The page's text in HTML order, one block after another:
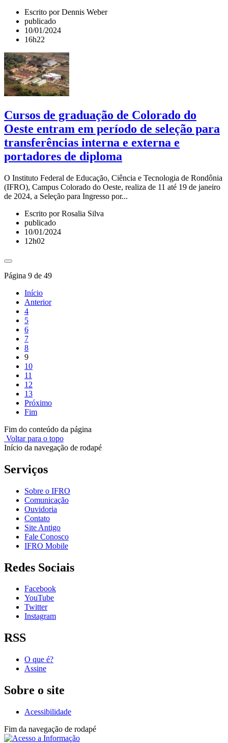
Escrito por Dennis Weber
publicado
10/01/2024
16h22
Cursos de graduação de Colorado do
Oeste entram em período de seleção para
transferências interna e externa e
portadores de diploma
O Instituto Federal de Educação, Ciência e Tecnologia de Rondônia
(IFRO), Campus Colorado do Oeste, realiza de 11 até 19 de janeiro
de 2024, a Seleção para Ingresso por...
Escrito por Rosalia Silva
publicado
10/01/2024
12h02
Página 9 de 49
Início
Anterior
4
5
6
7
8
9
10
11
12
13
Próximo
Fim
Fim do conteúdo da página
Voltar para o topo
Início da navegação de rodapé
Serviços
Sobre o IFRO
Comunicação
Ouvidoria
Contato
Site Antigo
Fale Conosco
IFRO Mobile
Redes Sociais
Facebook
YouTube
Twitter
Instagram
RSS
O que é?
Assine
Sobre o site
Acessibilidade
Fim da navegação de rodapé